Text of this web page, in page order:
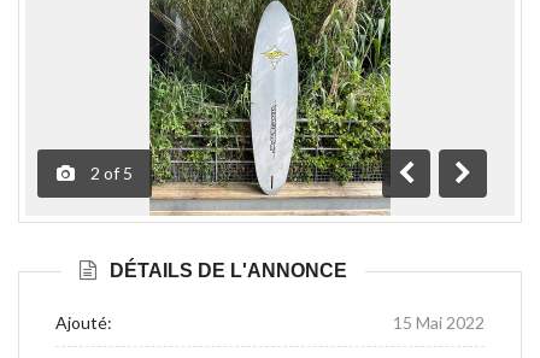
2 of 5
Précédente
Suivante
DÉTAILS DE L'ANNONCE
Ajouté: 15 Mai 2022